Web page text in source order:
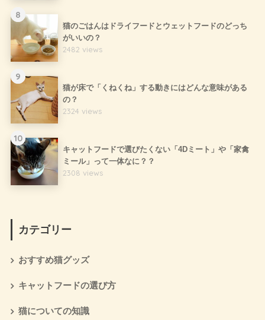
8
猫のごはんはドライフードとウェットフードのどっち
がいいの？
2482 views
9
猫が床で「くねくね」する動きにはどんな意味がある
の？
2324 views
10
キャットフードで選びたくない「4Dミート」や「家禽
ミール」って一体なに？？
2308 views
カテゴリー
おすすめ猫グッズ
キャットフードの選び方
猫についての知識